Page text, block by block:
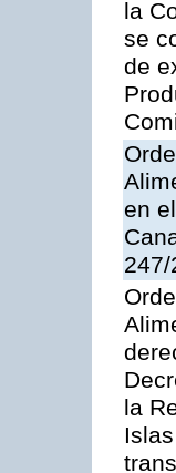
la
se
de
en
la